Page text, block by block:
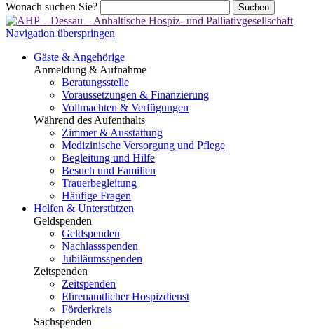
Wonach suchen Sie?
Suchen
Navigation überspringen
Gäste & Angehörige
Anmeldung & Aufnahme
Beratungsstelle
Voraussetzungen & Finanzierung
Vollmachten & Verfügungen
Während des Aufenthalts
Zimmer & Ausstattung
Medizinische Versorgung und Pflege
Begleitung und Hilfe
Besuch und Familien
Trauerbegleitung
Häufige Fragen
Helfen & Unterstützen
Geldspenden
Geldspenden
Nachlassspenden
Jubiläumsspenden
Zeitspenden
Zeitspenden
Ehrenamtlicher Hospizdienst
Förderkreis
Sachspenden